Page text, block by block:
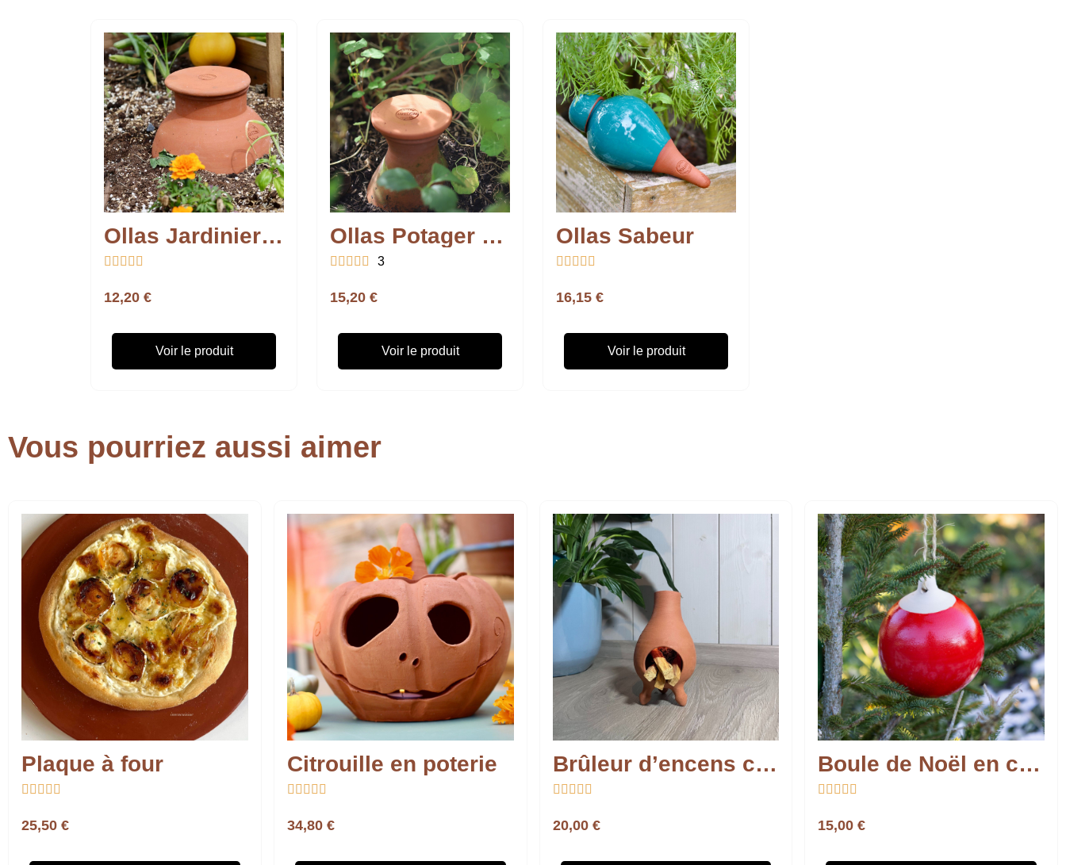
Ollas Jardinier à Enterrer
    
12,20 €
Voir le produit
Ollas Potager à Enterrer
     3
15,20 €
Voir le produit
Ollas Sabeur
    
16,15 €
Voir le produit
Vous pourriez aussi aimer
Plaque à four
    
25,50 €
Citrouille en poterie
    
34,80 €
Brûleur d’encens cheminée – Terre cuite artisanale
    
20,00 €
Boule de Noël en céramique artisanale – Fabrication française
    
15,00 €